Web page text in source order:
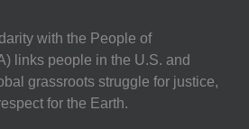
with the People of
links people in the U.S. and
grassroots struggle for justice,
for the Earth.